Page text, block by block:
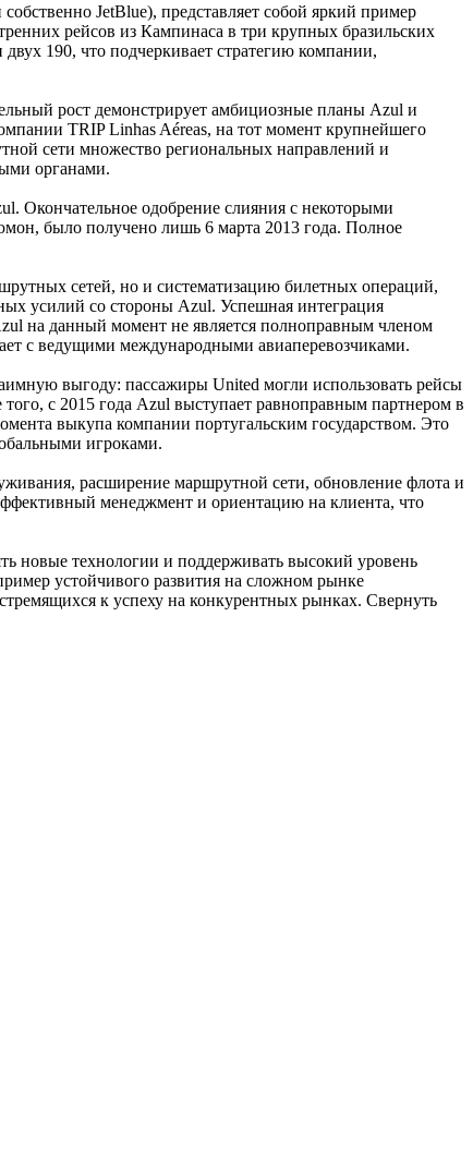
JetBlue), представляет собой яркий пример
рейсов из Кампинаса в три крупных бразильских
190, что подчеркивает стратегию компании,
рост демонстрирует амбициозные планы Azul и
TRIP Linhas Aéreas, на тот момент крупнейшего
сети множество региональных направлений и
органами.
Окончательное одобрение слияния с некоторыми
было получено лишь 6 марта 2013 года. Полное
сетей, но и систематизацию билетных операций,
усилий со стороны Azul. Успешная интеграция
на данный момент не является полноправным членом
с ведущими международными авиаперевозчиками.
выгоду: пассажиры United могли использовать рейсы
с 2015 года Azul выступает равноправным партнером в
выкупа компании португальским государством. Это
игроками.
расширение маршрутной сети, обновление флота и
менеджмент и ориентацию на клиента, что
новые технологии и поддерживать высокий уровень
устойчивого развития на сложном рынке
к успеху на конкурентных рынках. Свернуть